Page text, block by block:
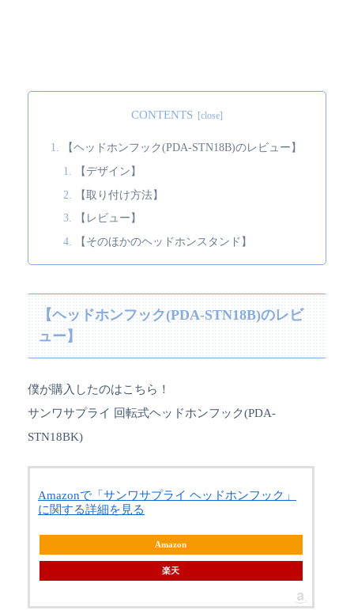
CONTENTS
【ヘッドホンフック(PDA-STN18B)のレビュー】
【デザイン】
【取り付け方法】
【レビュー】
【そのほかのヘッドホンスタンド】
【ヘッドホンフック(PDA-STN18B)のレビ
ュー】
僕が購入したのはこちら！
サンワサプライ 回転式ヘッドホンフック(PDA-
STN18BK)
Amazonで「サンワサプライ ヘッドホンフック」
に関する詳細を見る
Amazon
楽天